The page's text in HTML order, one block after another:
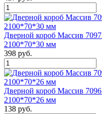
Дверной короб Массив
2100*70*30 мм
398 руб.
Дверной короб Массив
2100*70*26 мм
138 руб.